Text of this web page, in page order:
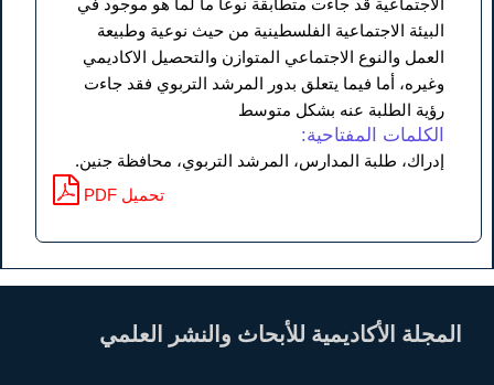
البيئة الاجتماعية الفلسطينية من حيث نوعية وطبيعة
العمل والنوع الاجتماعي المتوازن والتحصيل الاكاديمي
وغيره، أما فيما يتعلق بدور المرشد التربوي فقد جاءت
رؤية الطلبة عنه بشكل متوسط
الكلمات المفتاحية:
إدراك، طلبة المدارس، المرشد التربوي، محافظة جنين.
PDF تحميل
المجلة الأكاديمية للأبحاث والنشر العلمي